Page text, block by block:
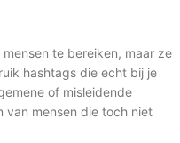
te bereiken, maar ze
hashtags die echt bij je
of misleidende
van mensen die toch niet